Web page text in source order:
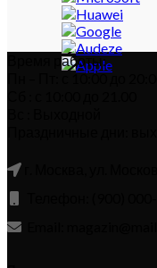
Время работы:
Пн – Пт: с 10:00 до 20:00